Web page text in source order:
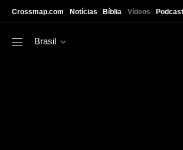
Crossmap.com Notícias Bíblia Vídeos
Brasil